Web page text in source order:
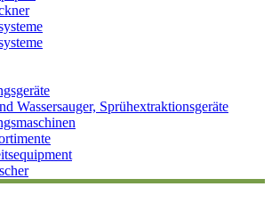
Wassersauger, Sprühextraktionsgeräte